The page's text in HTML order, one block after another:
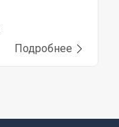
Подробнее